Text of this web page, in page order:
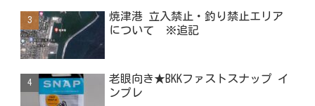
焼津港 立入禁止・釣り禁止エリア
について ※追記
老眼向き★BKKファストスナップ イ
ンプレ